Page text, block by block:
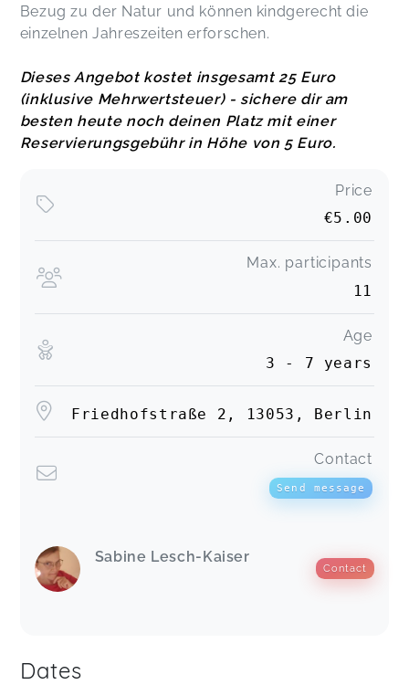
Bezug zu der Natur und können kindgerecht die
einzelnen Jahreszeiten erforschen.
Dieses Angebot kostet insgesamt 25 Euro
(inklusive Mehrwertsteuer) - sichere dir am
besten heute noch deinen Platz mit einer
Reservierungsgebühr in Höhe von 5 Euro.
Price
€5.00
Max. participants
11
Age
3 - 7 years
Friedhofstraße 2, 13053, Berlin
Contact
Send message
Sabine Lesch-Kaiser
Contact
Dates